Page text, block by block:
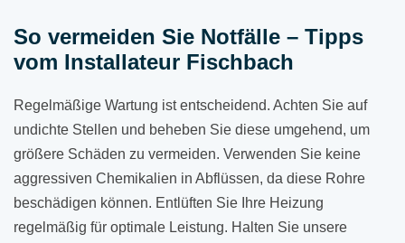
So vermeiden Sie Notfälle – Tipps
vom Installateur Fischbach
Regelmäßige Wartung ist entscheidend. Achten Sie auf
undichte Stellen und beheben Sie diese umgehend, um
größere Schäden zu vermeiden. Verwenden Sie keine
aggressiven Chemikalien in Abflüssen, da diese Rohre
beschädigen können. Entlüften Sie Ihre Heizung
regelmäßig für optimale Leistung. Halten Sie unsere